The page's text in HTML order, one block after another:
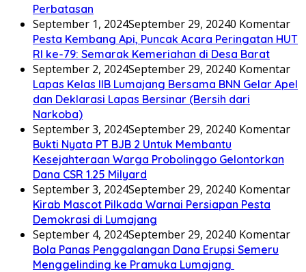
Perbatasan
September 1, 2024September 29, 20240 Komentar
Pesta Kembang Api, Puncak Acara Peringatan HUT
RI ke-79: Semarak Kemeriahan di Desa Barat
September 2, 2024September 29, 20240 Komentar
Lapas Kelas IIB Lumajang Bersama BNN Gelar Apel
dan Deklarasi Lapas Bersinar (Bersih dari
Narkoba)
September 3, 2024September 29, 20240 Komentar
Bukti Nyata PT BJB 2 Untuk Membantu
Kesejahteraan Warga Probolinggo Gelontorkan
Dana CSR 1.25 Milyard
September 3, 2024September 29, 20240 Komentar
Kirab Mascot Pilkada Warnai Persiapan Pesta
Demokrasi di Lumajang
September 4, 2024September 29, 20240 Komentar
Bola Panas Penggalangan Dana Erupsi Semeru
Menggelinding ke Pramuka Lumajang